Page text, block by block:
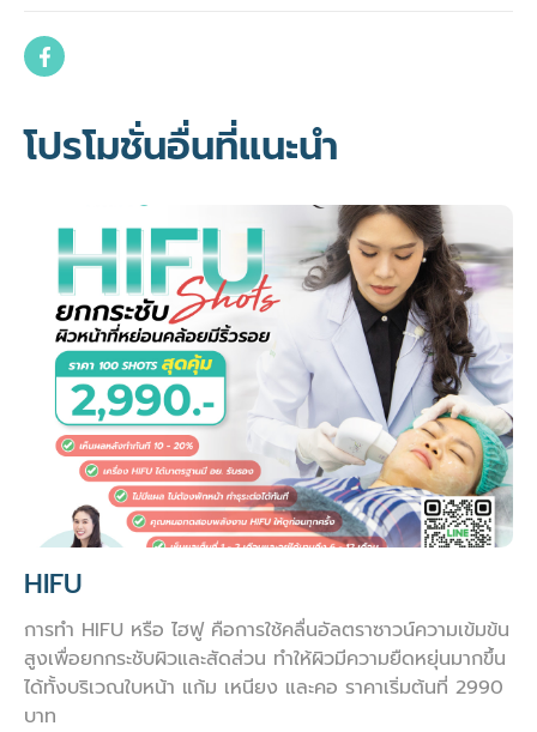
โปรโมชั่นอื่นที่แนะนำ
HIFU
การทำ HIFU หรือ ไฮฟู คือการใช้คลื่นอัลตราซาวน์ความเข้มข้น
สูงเพื่อยกกระชับผิวและสัดส่วน ทำให้ผิวมีความยืดหยุ่นมากขึ้น
ได้ทั้งบริเวณใบหน้า แก้ม เหนียง และคอ ราคาเริ่มต้นที่ 2990
บาท